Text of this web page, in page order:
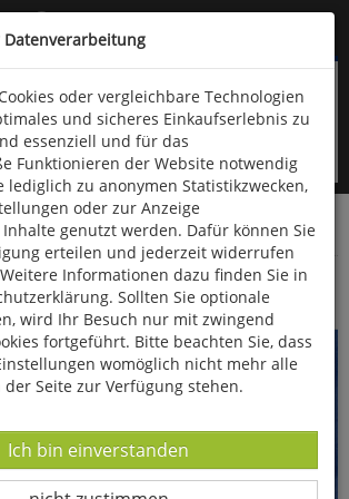
der Seite überspringen
oder (06766) 9323-960
Advent & Weihnachten
Weihnachtslieder
oder vergleichbare Technologien
und sicheres Einkaufserlebnis zu
essenziell und für das
Funktionieren der Website notwendig
lediglich zu anonymen Statistikzwecken,
oder zur Anzeige
genutzt werden. Dafür können Sie
erteilen und jederzeit widerrufen
Informationen dazu finden Sie in
Sollten Sie optionale
wird Ihr Besuch nur mit zwingend
fortgeführt. Bitte beachten Sie, dass
womöglich nicht mehr alle
Seite zur Verfügung stehen.
Datenverarbeitung -
Ich bin einverstanden